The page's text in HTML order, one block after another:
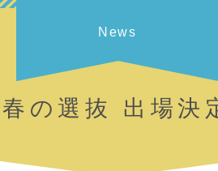
News
春の選抜 出場決